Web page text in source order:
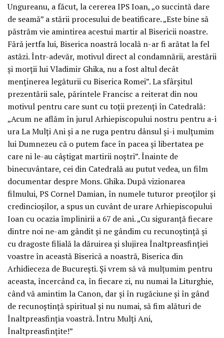
Ungureanu, a făcut, la cererea IPS Ioan, „o succintă dare
de seamă” a stării procesului de beatificare. „Este bine să
păstrăm vie amintirea acestui martir al Bisericii noastre.
Fără jertfa lui, Biserica noastră locală n-ar fi arătat la fel
astăzi. Într-adevăr, motivul direct al condamnării, arestării
şi morţii lui Vladimir Ghika, nu a fost altul decât
menţinerea legăturii cu Biserica Romei”. La sfârşitul
prezentării sale, părintele Francisc a reiterat din nou
motivul pentru care sunt cu toţii prezenţi în Catedrală:
„Acum ne aflăm în jurul Arhiepiscopului nostru pentru a-i
ura La Mulţi Ani şi a ne ruga pentru dânsul şi-i mulţumim
lui Dumnezeu că o putem face în pacea şi libertatea pe
care ni le-au câştigat martirii noştri”. Înainte de
binecuvântare, cei din Catedrală au putut vedea, un film
documentar despre Mons. Ghika. După vizionarea
filmului, PS Cornel Damian, în numele tuturor preoţilor şi
credincioşilor, a spus un cuvânt de urare Arhiepiscopului
Ioan cu ocazia împlinirii a 67 de ani. „Cu siguranţă fiecare
dintre noi ne-am gândit şi ne gândim cu recunoştinţă şi
cu dragoste filială la dăruirea şi slujirea Înaltpreasfinţiei
voastre în această Biserică a noastră, Biserica din
Arhidieceza de Bucureşti. Şi vrem să vă mulţumim pentru
aceasta, încercând ca, în fiecare zi, nu numai la Liturghie,
când vă amintim la Canon, dar şi în rugăciune şi în gând
de recunoştinţă spiritual şi nu numai, să fim alături de
Înaltpreasfinţia voastră. Întru Mulţi Ani,
Înaltpreasfinţite!”